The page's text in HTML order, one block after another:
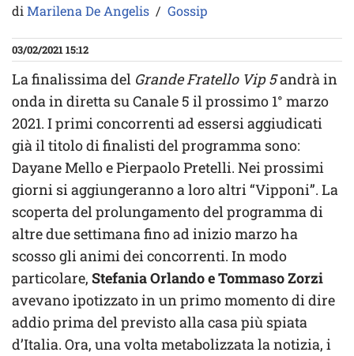
diMarilena De Angelis Gossip
03/02/2021 15:12
La finalissima del Grande Fratello Vip 5andrà in
onda in diretta su Canale 5 il prossimo 1° marzo
2021. I primi concorrenti ad essersi aggiudicati
già il titolo di finalisti del programma sono:
Dayane Mello e Pierpaolo Pretelli. Nei prossimi
giorni si aggiungeranno a loro altri “Vipponi”. La
scoperta del prolungamento del programma di
altre due settimana fino ad inizio marzo ha
scosso gli animi dei concorrenti. In modo
particolare, Stefania Orlando e Tommaso Zorzi
avevano ipotizzato in un primo momento di dire
addio prima del previsto alla casa più spiata
d’Italia. Ora, una volta metabolizzata la notizia, i